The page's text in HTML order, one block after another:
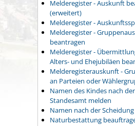
Melderegister - Auskunft
(erweitert)
Melderegister -
Melderegister -
beantragen
Melderegister -
Alters- und Ehejubiläen
Melderegisterauskunft -
an Parteien oder
Namen des Kindes nach
Standesamt melden
Namen nach der
Naturbestattung